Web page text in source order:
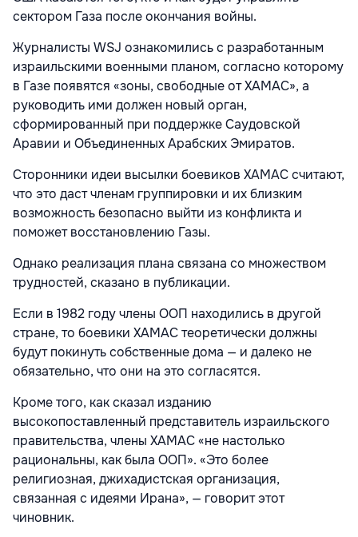
сектором Газа после окончания войны.
Журналисты WSJ ознакомились с разработанным
израильскими военными планом, согласно которому
в Газе появятся «зоны, свободные от ХАМАС», а
руководить ими должен новый орган,
сформированный при поддержке Саудовской
Аравии и Объединенных Арабских Эмиратов.
Сторонники идеи высылки боевиков ХАМАС считают,
что это даст членам группировки и их близким
возможность безопасно выйти из конфликта и
поможет восстановлению Газы.
Однако реализация плана связана со множеством
трудностей, сказано в публикации.
Если в 1982 году члены ООП находились в другой
стране, то боевики ХАМАС теоретически должны
будут покинуть собственные дома — и далеко не
обязательно, что они на это согласятся.
Кроме того, как сказал изданию
высокопоставленный представитель израильского
правительства, члены ХАМАС «не настолько
рациональны, как была ООП». «Это более
религиозная, джихадистская организация,
связанная с идеями Ирана», — говорит этот
чиновник.